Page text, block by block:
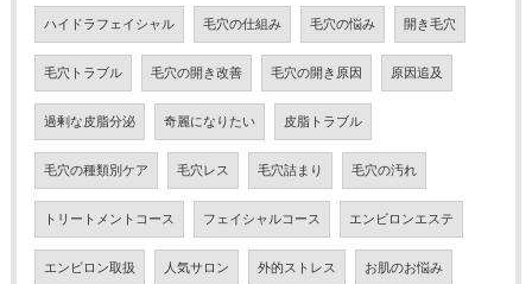
ハイドラフェイシャル 毛穴の仕組み 毛穴の悩み 開き毛穴
毛穴トラブル 毛穴の開き改善 毛穴の開き原因 原因追及
過剰な皮脂分泌 奇麗になりたい 皮脂トラブル
毛穴の種類別ケア 毛穴レス 毛穴詰まり 毛穴の汚れ
トリートメントコース フェイシャルコース エンビロンエステ
エンビロン取扱 人気サロン 外的ストレス お肌のお悩み